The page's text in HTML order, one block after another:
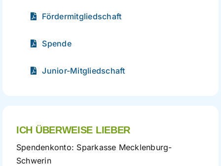
Fördermitgliedschaft
Spende
Junior-Mitgliedschaft
ICH ÜBERWEISE LIEBER
Spendenkonto: Sparkasse Mecklenburg-
Schwerin